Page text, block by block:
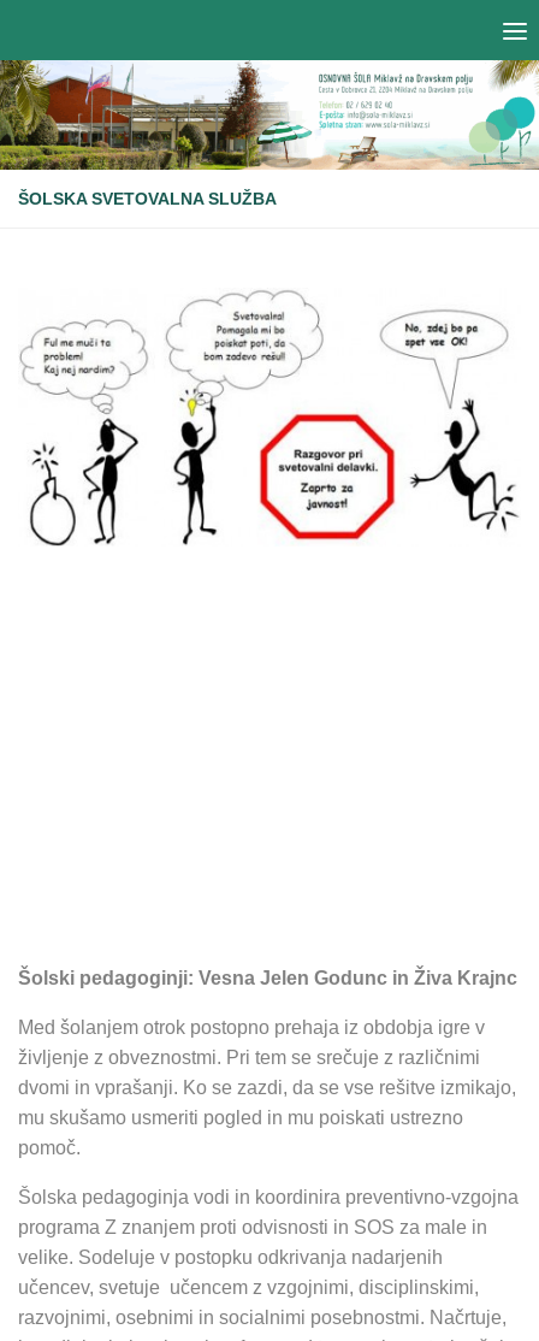
ŠOLSKA SVETOVALNA SLUŽBA
Šolski pedagoginji: Vesna Jelen Godunc in Živa Krajnc
Med šolanjem otrok postopno prehaja iz obdobja igre v
življenje z obveznostmi. Pri tem se srečuje z različnimi
dvomi in vprašanji. Ko se zazdi, da se vse rešitve izmikajo,
mu skušamo usmeriti pogled in mu poiskati ustrezno
pomoč.
Šolska pedagoginja vodi in koordinira preventivno-vzgojna
programa Z znanjem proti odvisnosti in SOS za male in
velike. Sodeluje v postopku odkrivanja nadarjenih
učencev, svetuje učencem z vzgojnimi, disciplinskimi,
razvojnimi, osebnimi in socialnimi posebnostmi. Načrtuje,